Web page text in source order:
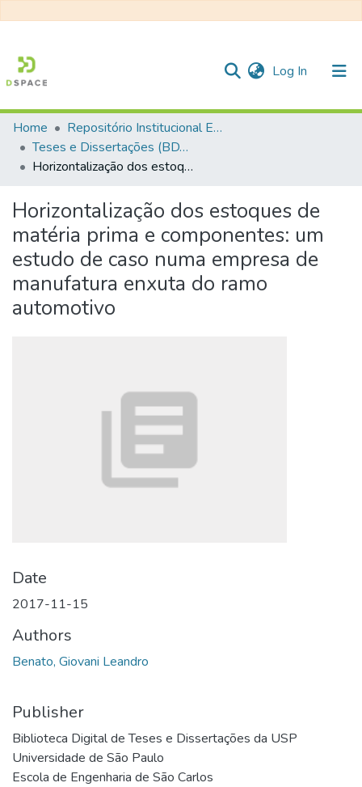
Log In (current)
Communities & Collections
All of DSpace
Statistics
Home
Repositório Institucional EESC
Teses e Dissertações (BDTD USP)
Horizontalização dos estoques de matéria prima e componentes: um estudo de caso numa empresa de manufatura enxuta do ramo automotivo
Horizontalização dos estoques de
matéria prima e componentes: um
estudo de caso numa empresa de
manufatura enxuta do ramo
automotivo
Date
2017-11-15
Authors
Benato, Giovani Leandro
Publisher
Biblioteca Digital de Teses e Dissertações da USP
Universidade de São Paulo
Escola de Engenharia de São Carlos